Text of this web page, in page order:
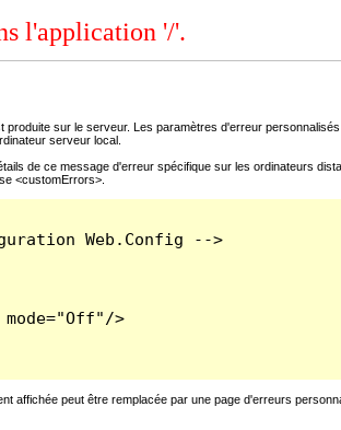
l'application '/'.
produite sur le serveur. Les paramètres d'erreur
serveur local.
de ce message d'erreur spécifique sur les ordinateurs
<customErrors>.
Web.Config -->
mode="Off"/>
affichée peut être remplacée par une page d'erreurs